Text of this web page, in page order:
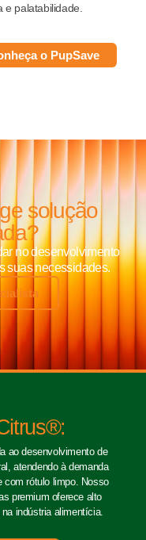
e palatabilidade.
o PupSave
solução
no desenvolvimento
suas necessidades.
ao desenvolvimento de
atendendo à demanda
com rótulo limpo. Nosso
premium oferece alto
indústria alimentícia.